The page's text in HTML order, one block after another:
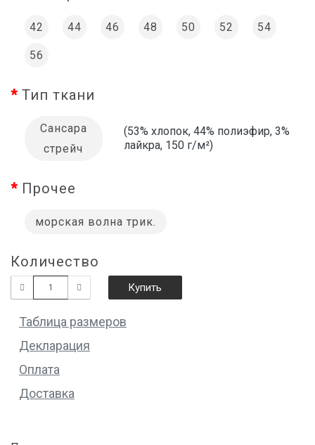
42 44 46 48 50 52 54
56
Тип ткани
Сансара
стрейч
(53% хлопок, 44% полиэфир, 3%
лайкра, 150 г/м²)
Прочее
морская волна трик.
Количество
Купить
Таблица размеров
Декларация
Оплата
Доставка